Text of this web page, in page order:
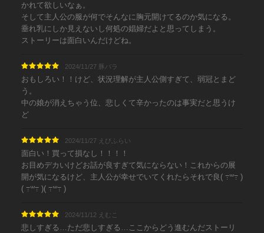
かれて欲しいなぁ。
そして主人公の服が何でそんなに胸元開けてるのか気になる。
垂れ乳にしか見えないし何処の娼婦だよと思ってしまう。
ストーリーは面白いんだけどね。
2024/11/27 豚バラ
おもしろい！！けど、状況理解が主人公側すぎて、弱冠とまど
う。
中の娘が消えちゃう位、悲しくて辛かったのは事実だと思うけ
ど
2024/11/27 えびふらい
面白い！買って損なし！！！！
お目めデカいけどお話が良すぎて気にならない！これからの展
開が気になるけど、主人公が幸せでいてくれたらそれで良( ߹꒳߹ )
( ߹꒳߹ )( ߹꒳߹ )
2024/11/12 えむこ
悲しすぎる…ただ悲しすぎる…ここからどう進むんだストーリ